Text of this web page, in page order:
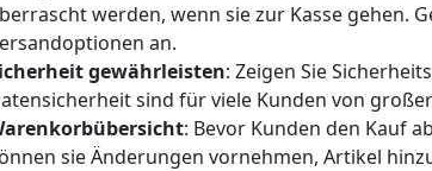
werden, wenn sie zur Kasse gehen.
an.
gewährleisten: Zeigen Sie
sind für viele Kunden von
: Bevor Kunden den Kauf
sie Änderungen vornehmen, Artikel